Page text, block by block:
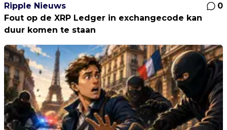
Ripple Nieuws
0
Fout op de XRP Ledger in exchangecode kan
duur komen te staan